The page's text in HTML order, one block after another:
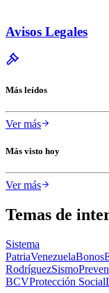
Avisos Legales
Más leídos
Ver más
Más visto hoy
Ver más
Temas de
Sistema
PatriaVenezuelaBonos
RodríguezSismo
BCVProtección Social